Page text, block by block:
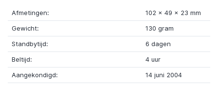
Afmetingen:
102 x 49 x 23 mm
Gewicht:
130 gram
Standbytijd:
6 dagen
Beltijd:
4 uur
Aangekondigd:
14 juni 2004